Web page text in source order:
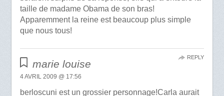
taille de madame Obama de son bras!
Apparemment la reine est beaucoup plus simple
que nous tous!
marie louise
4 AVRIL 2009 @ 17:56
berloscuni est un grossier personnage!Carla aurait
REPLY